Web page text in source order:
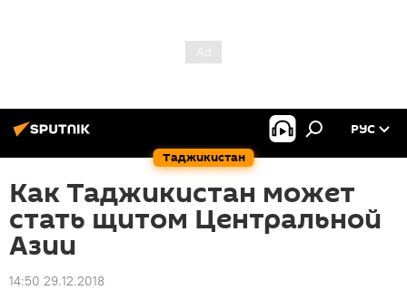
Таджикистан
РУС
Как Таджикистан может
стать щитом Центральной
Азии
14:50 29.12.2018